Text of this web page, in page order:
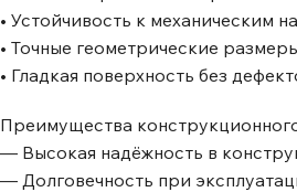
• Устойчивость к механическим
• Точные геометрические
• Гладкая поверхность без
Преимущества
— Высокая надёжность в
— Долговечность при